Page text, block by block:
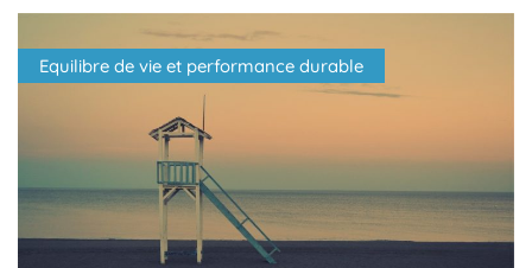
Equilibre de vie et performance durable